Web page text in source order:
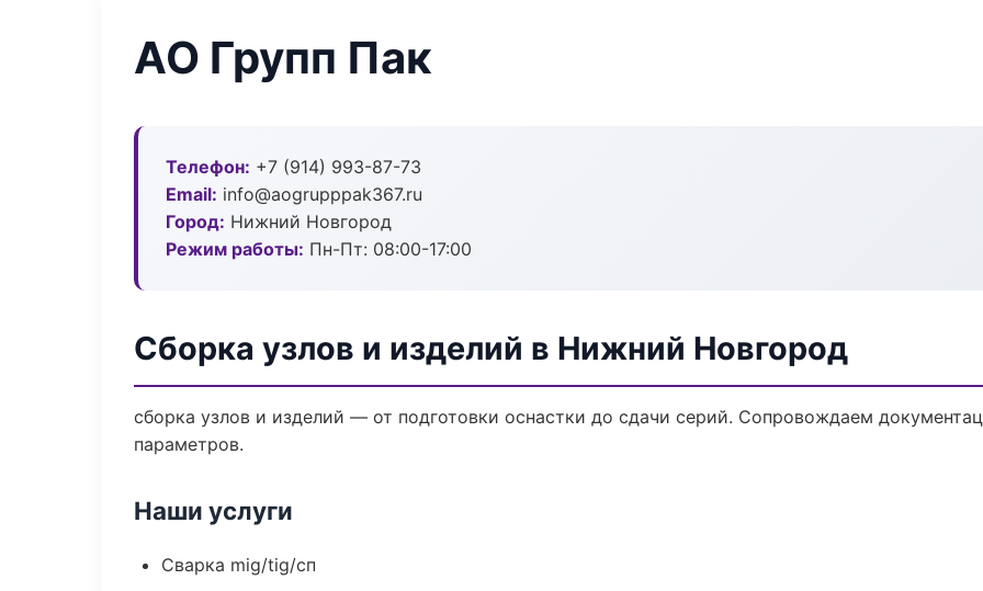
АО Групп Пак
Телефон: +7 (914) 993-87-73
Email: info@aogrupppak367.ru
Город: Нижний Новгород
Режим работы: Пн-Пт: 08:00-17:00
Сборка узлов и изделий в Нижний Новгород
сборка узлов и изделий — от подготовки оснастки до сдачи серий. Сопровождаем
параметров.
Наши услуги
Сварка mig/tig/сп